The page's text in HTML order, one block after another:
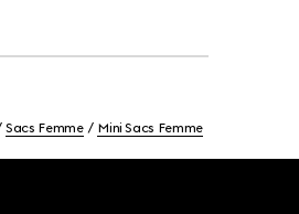
Sacs Femme Mini Sacs Femme